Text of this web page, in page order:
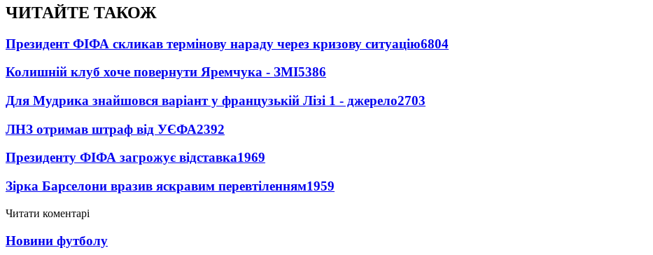
ЧИТАЙТЕ ТАКОЖ
Президент ФІФА скликав термінову нараду через кризову ситуацію6804
Колишній клуб хоче повернути Яремчука - ЗМІ5386
Для Мудрика знайшовся варіант у французькій Лізі 1 - джерело2703
ЛНЗ отримав штраф від УЄФА2392
Президенту ФІФА загрожує відставка1969
Зірка Барселони вразив яскравим перевтіленням1959
Читати коментарі
Новини футболу